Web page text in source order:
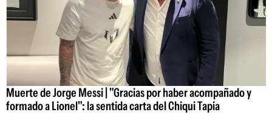
Muerte de Jorge Messi | "Gracias por haber acompañado y
formado a Lionel": la sentida carta del Chiqui Tapia